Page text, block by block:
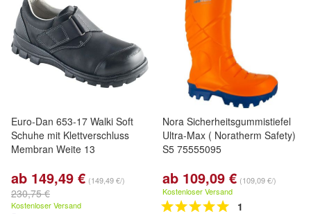
Euro-Dan 653-17 Walki Soft
Schuhe mit Klettverschluss
Membran Weite 13
ab 149,49 € (149,49 €/)
230,75 €
Kostenloser Versand
Nora Sicherheitsgummistiefel
Ultra-Max ( Noratherm Safety)
S5 75555095
ab 109,09 € (109,09 €/)
Kostenloser Versand
1